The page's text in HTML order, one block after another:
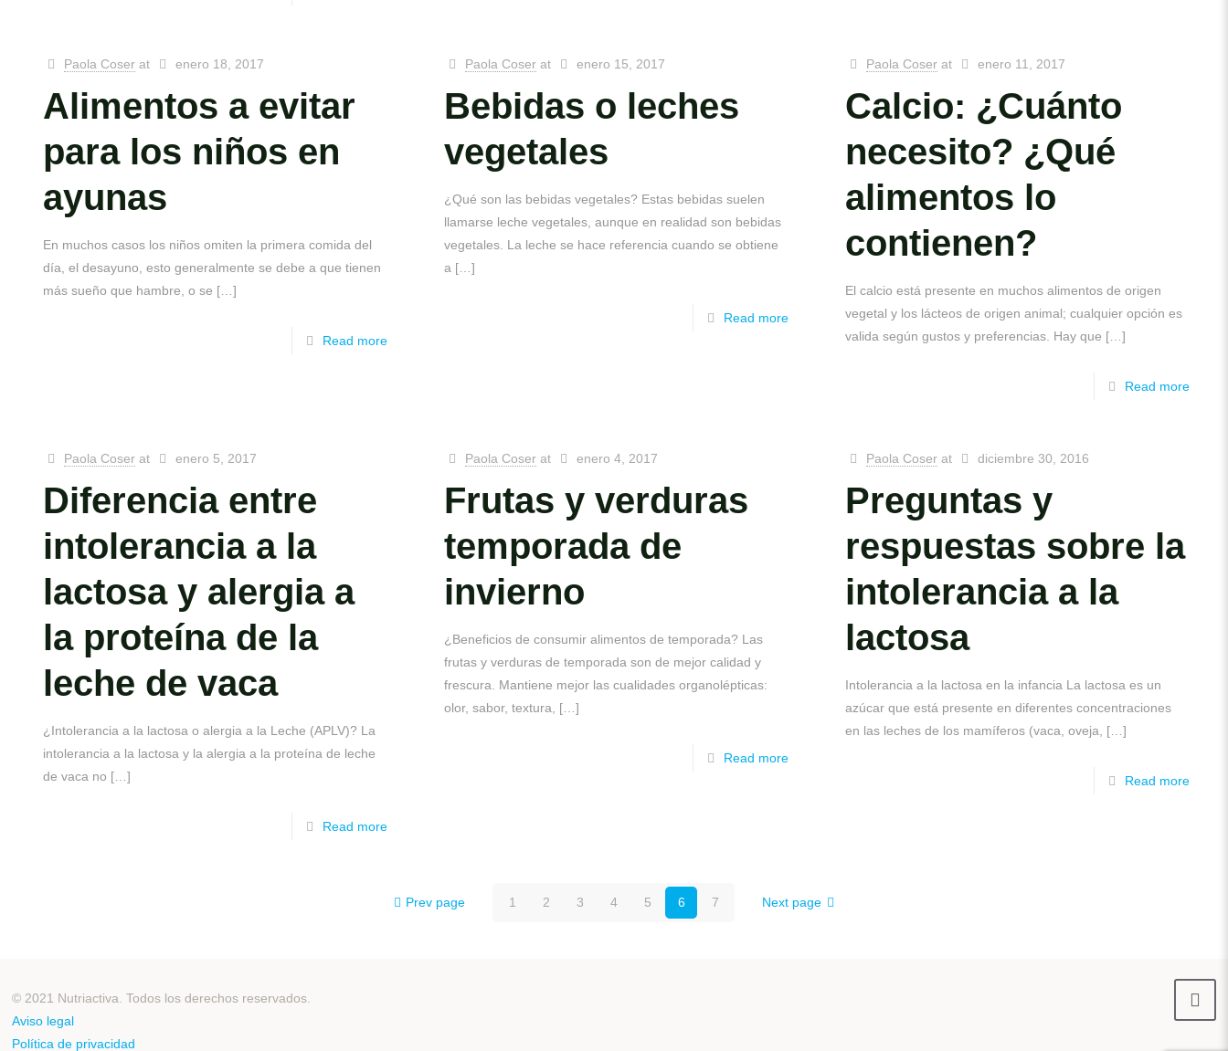
Paola Coser at enero 18, 2017
Alimentos a evitar
para los niños en
ayunas
En muchos casos los niños omiten la primera comida del
día, el desayuno, esto generalmente se debe a que tienen
más sueño que hambre, o se […]
Read more
Paola Coser at enero 15, 2017
Bebidas o leches
vegetales
¿Qué son las bebidas vegetales? Estas bebidas suelen
llamarse leche vegetales, aunque en realidad son bebidas
vegetales. La leche se hace referencia cuando se obtiene
a […]
Read more
Paola Coser at enero 11, 2017
Calcio: ¿Cuánto
necesito? ¿Qué
alimentos lo
contienen?
El calcio está presente en muchos alimentos de origen
vegetal y los lácteos de origen animal; cualquier opción es
valida según gustos y preferencias. Hay que […]
Read more
Paola Coser at enero 5, 2017
Diferencia entre
intolerancia a la
lactosa y alergia a
la proteína de la
leche de vaca
¿Intolerancia a la lactosa o alergia a la Leche (APLV)? La
intolerancia a la lactosa y la alergia a la proteína de leche
de vaca no […]
Read more
Paola Coser at enero 4, 2017
Frutas y verduras
temporada de
invierno
¿Beneficios de consumir alimentos de temporada? Las
frutas y verduras de temporada son de mejor calidad y
frescura. Mantiene mejor las cualidades organolépticas:
olor, sabor, textura,
[…]
Read more
Paola Coser at diciembre 30, 2016
Preguntas y
respuestas sobre la
intolerancia a la
lactosa
Intolerancia a la lactosa en la infancia La lactosa es un
azúcar que está presente en diferentes concentraciones
en las leches de los mamíferos (vaca, oveja,
[…]
Read more
Prev page 1 2 3 4 5 6 7 Next page
© 2021 Nutriactiva. Todos los derechos reservados.
Aviso legal
Política de privacidad